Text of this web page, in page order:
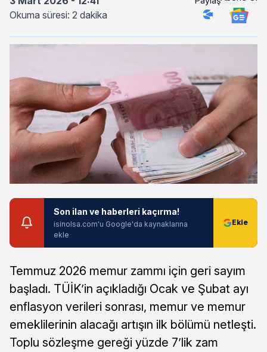
Okuma süresi: 2 dakika
Son ilan ve haberleri kaçırma!
isinolsa.com'u Google'da kaynaklarına
ekle
Temmuz 2026 memur zammı için geri sayım
başladı. TÜİK’in açıkladığı Ocak ve Şubat ayı
enflasyon verileri sonrası, memur ve memur
emeklilerinin alacağı artışın ilk bölümü netleşti.
Toplu sözleşme gereği yüzde 7’lik zam